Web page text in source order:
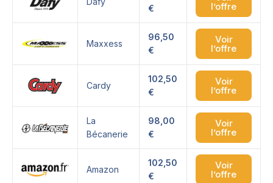
€
l’offre
Maxxess
96,50
€
Voir
l’offre
Cardy
102,50
€
Voir
l’offre
La
Bécanerie
98,00
€
Voir
l’offre
Amazon
102,50
€
Voir
l’offre